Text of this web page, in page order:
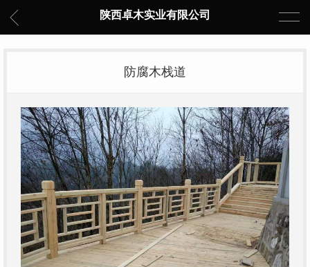
陕西卓木实业有限公司
防腐木栈道